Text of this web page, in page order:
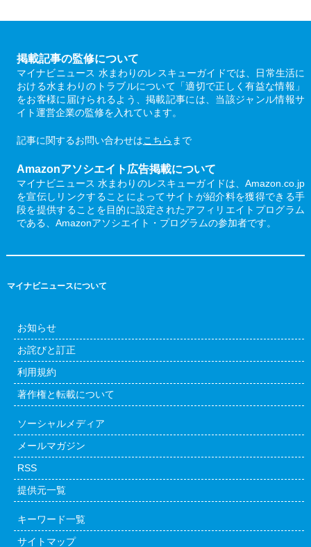
掲載記事の監修について
マイナビニュース 水まわりのレスキューガイドでは、日常生活に
おける水まわりのトラブルについて「適切で正しく有益な情報」
をお客様に届けられるよう、掲載記事には、当該ジャンル情報サ
イト運営企業の監修を入れています。
記事に関するお問い合わせはこちら まで
Amazonアソシエイト広告掲載について
マイナビニュース 水まわりのレスキューガイドは、Amazon.co.jp
を宣伝しリンクすることによってサイトが紹介料を獲得できる手
段を提供することを目的に設定されたアフィリエイトプログラム
である、Amazonアソシエイト・プログラムの参加者です。
マイナビニュースについて
お知らせ
お詫びと訂正
利用規約
著作権と転載について
ソーシャルメディア
メールマガジン
RSS
提供元一覧
キーワード一覧
サイトマップ